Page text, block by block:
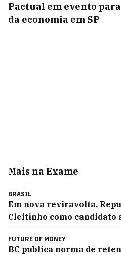
Pactual em evento
da economia em SP
Mais na Exame
BRASIL
Em nova reviravolta,
Cleitinho como candidato
FUTURE OF MONEY
BC publica norma de